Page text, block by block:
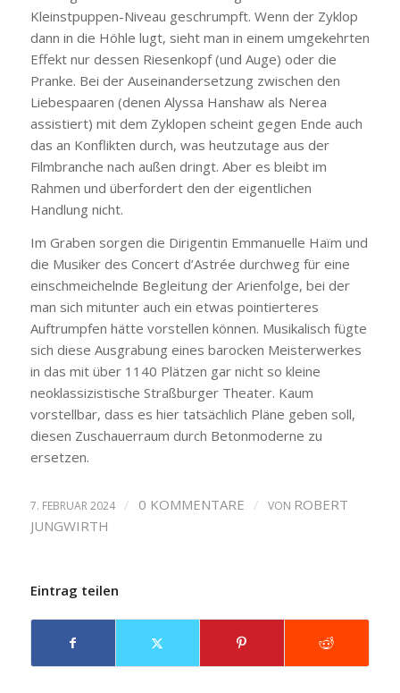
Kleinstpuppen-Niveau geschrumpft. Wenn der Zyklop
dann in die Höhle lugt, sieht man in einem umgekehrten
Effekt nur dessen Riesenkopf (und Auge) oder die
Pranke. Bei der Auseinandersetzung zwischen den
Liebespaaren (denen Alyssa Hanshaw als Nerea
assistiert) mit dem Zyklopen scheint gegen Ende auch
das an Konflikten durch, was heutzutage aus der
Filmbranche nach außen dringt. Aber es bleibt im
Rahmen und überfordert den der eigentlichen
Handlung nicht.
Im Graben sorgen die Dirigentin Emmanuelle Haïm und
die Musiker des Concert d’Astrée durchweg für eine
einschmeichelnde Begleitung der Arienfolge, bei der
man sich mitunter auch ein etwas pointierteres
Auftrumpfen hätte vorstellen können. Musikalisch fügte
sich diese Ausgrabung eines barocken Meisterwerkes
in das mit über 1140 Plätzen gar nicht so kleine
neoklassizistische Straßburger Theater. Kaum
vorstellbar, dass es hier tatsächlich Pläne geben soll,
diesen Zuschauerraum durch Betonmoderne zu
ersetzen.
7. FEBRUAR 2024 / 0 KOMMENTARE / VON ROBERT
JUNGWIRTH
Eintrag teilen